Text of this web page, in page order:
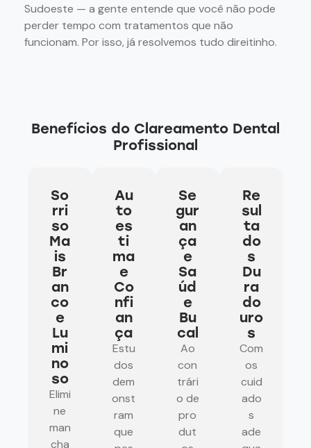
Sudoeste — a gente entende que você não pode
perder tempo com tratamentos que não
funcionam. Por isso, já resolvemos tudo direitinho.
Benefícios do Clareamento Dental
Profissional
So
rri
so
Ma
is
Br
an
co
e
Lu
mi
no
so
Elimi
ne
man
cha
Au
to
es
ti
ma
e
Co
nfi
an
ça
Estu
dos
dem
onst
ram
que
Se
gur
an
ça
e
Sa
úd
e
Bu
cal
Ao
con
trári
o de
pro
dut
Re
sul
ta
do
s
Du
ra
do
uro
s
Com
os
cuid
ado
s
ade